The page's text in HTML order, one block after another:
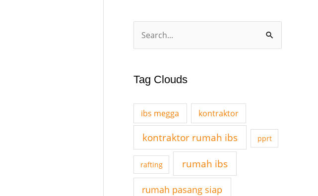
r
o
:
Tag Clouds
ibs megga kontraktor
kontraktor rumah ibs pprt
rafting rumah ibs
rumah pasang siap